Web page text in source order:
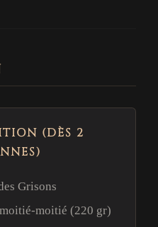
(DÈS 2
Grisons
moitié (220 gr)